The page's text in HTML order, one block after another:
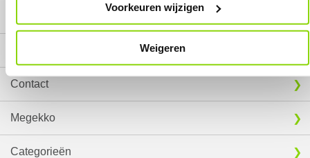
Voorkeuren wijzigen
Weigeren
Contact
Megekko
Categorieën